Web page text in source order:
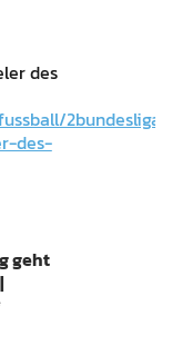
des
2bundesliga/
des-
geht